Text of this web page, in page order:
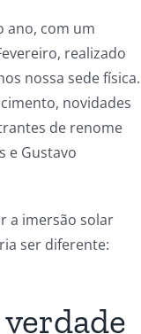
ano, com um
realizado
nossa sede física.
novidades
de renome
e Gustavo
a imersão solar
ser diferente: